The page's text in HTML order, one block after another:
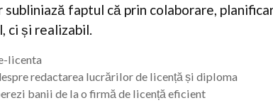
faptul că prin colaborare,
ci și realizabil.
licenta
redactarea lucrărilor de licență și diploma
banii de la o firmă de licență eficient